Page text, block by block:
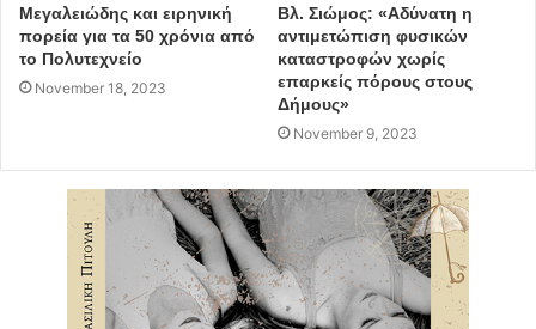
Μεγαλειώδης και ειρηνική
πορεία για τα 50 χρόνια από
το Πολυτεχνείο
November 18, 2023
Βλ. Σιώμος: «Αδύνατη η
αντιμετώπιση φυσικών
καταστροφών χωρίς
επαρκείς πόρους στους
Δήμους»
November 9, 2023